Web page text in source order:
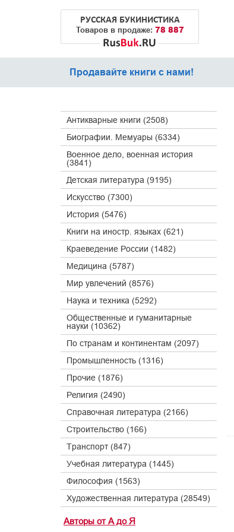
РУССКАЯ БУКИНИСТИКА
Товаров в продаже: 78 887
Продавайте книги с нами!
Антикварные книги (2508)
Биографии. Мемуары (6334)
Военное дело, военная история
(3841)
Детская литература (9195)
Искусство (7300)
История (5476)
Книги на иностр. языках (621)
Краеведение России (1482)
Медицина (5787)
Мир увлечений (8576)
Наука и техника (5292)
Общественные и гуманитарные
науки (10362)
По странам и континентам (2097)
Промышленность (1316)
Прочие (1876)
Религия (2490)
Справочная литература (2166)
Строительство (166)
Транспорт (847)
Учебная литература (1445)
Философия (1563)
Художественная литература (28549)
Авторы от А до Я